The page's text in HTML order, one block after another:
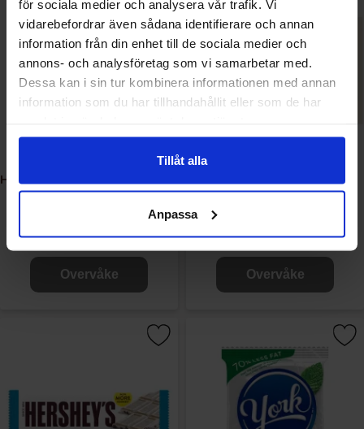
för sociala medier och analysera vår trafik. Vi
vidarebefordrar även sådana identifierare och annan
information från din enhet till de sociala medier och
annons- och analysföretag som vi samarbetar med.
Dessa kan i sin tur kombinera informationen med annan
information som du har tillhandahållit eller som de har
Tillåt alla
Anpassa
Hersheys Chocolate Syrup 680g
99.90 kr/stk
Overvåke
Hersheys Kisses Cookies N
Creme 283g
119.90 kr/stk
Overvåke